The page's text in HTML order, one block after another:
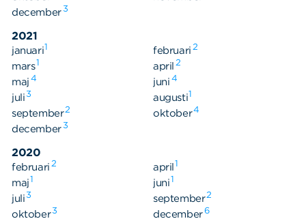
december3
2021
januari1 februari 2
mars1 april 2
maj 4 juni 4
juli3 augusti1
september2 oktober4
december3
2020
februari 2 april1
maj1 juni1
juli3 september2
oktober3 december6